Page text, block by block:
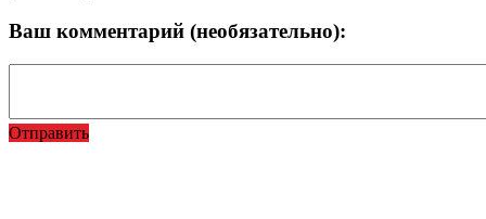
Ваш комментарий (необязательно):
Отправить